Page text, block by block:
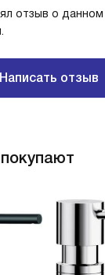
отзыв о
Написать отзыв